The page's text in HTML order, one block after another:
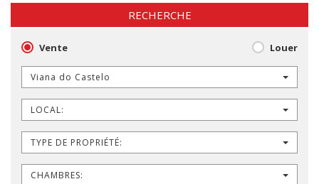
RECHERCHE
Vente Louer
Viana do Castelo
LOCAL:
TYPE DE PROPRIÉTÉ:
CHAMBRES: